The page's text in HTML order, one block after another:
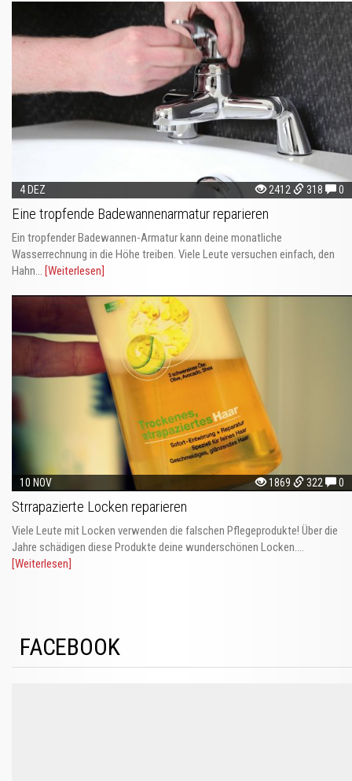
4 DEZ 2412 318 0
Eine tropfende Badewannenarmatur reparieren
Ein tropfender Badewannen-Armatur kann deine monatliche
Wasserrechnung in die Höhe treiben. Viele Leute versuchen einfach, den
Hahn...
[Weiterlesen]
10 NOV 1869 322 0
Strrapazierte Locken reparieren
Viele Leute mit Locken verwenden die falschen Pflegeprodukte! Über die
Jahre schädigen diese Produkte deine wunderschönen Locken....
[Weiterlesen]
FACEBOOK